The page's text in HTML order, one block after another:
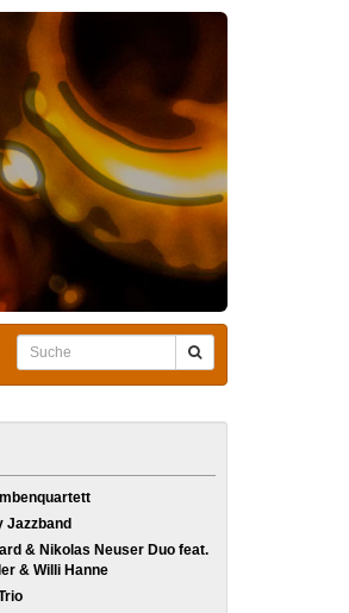
Jazzband
& Nikolas Neuser Duo feat.
& Willi Hanne